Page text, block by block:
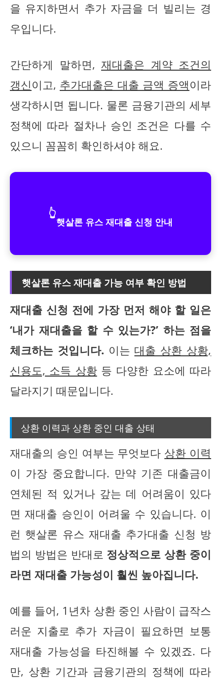
을 유지하면서 추가 자금을 더 빌리는 경
우입니다.
간단하게 말하면, 재대출은 계약 조건의
갱신이고, 추가대출은 대출 금액 증액이라
생각하시면 됩니다. 물론 금융기관의 세부
정책에 따라 절차나 승인 조건은 다를 수
있으니 꼼꼼히 확인하셔야 해요.
👆
햇살론 유스 재대출 신청 안내
햇살론 유스 재대출 가능 여부 확인 방법
재대출 신청 전에 가장 먼저 해야 할 일은
‘내가 재대출을 할 수 있는가?’ 하는 점을
체크하는 것입니다. 이는 대출 상환 상황,
신용도, 소득 상황등 다양한 요소에 따라
달라지기 때문입니다.
상환 이력과 상환 중인 대출 상태
재대출의 승인 여부는 무엇보다 상환 이력
이 가장 중요합니다. 만약 기존 대출금이
연체된 적 있거나 갚는 데 어려움이 있다
면 재대출 승인이 어려울 수 있습니다. 이
런 햇살론 유스 재대출 추가대출 신청 방
법의 방법은 반대로 정상적으로 상환 중이
라면 재대출 가능성이 훨씬 높아집니다.
예를 들어, 1년차 상환 중인 사람이 급작스
러운 지출로 추가 자금이 필요하면 보통
재대출 가능성을 타진해볼 수 있겠죠. 다
만, 상환 기간과 금융기관의 정책에 따라